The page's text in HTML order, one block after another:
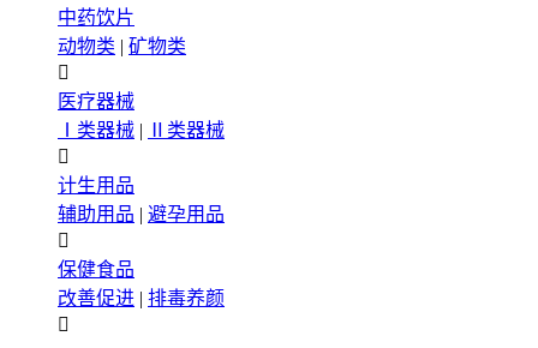
中药饮片
动物类 | 矿物类

医疗器械
Ⅰ类器械 |
Ⅱ类器械

计生用品
辅助用品 | 避孕用品

保健食品
改善促进 | 排毒养颜
